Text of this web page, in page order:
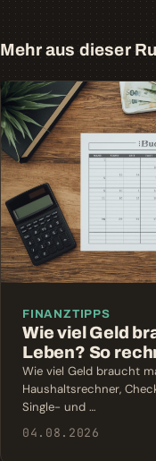
Mehr aus dieser
FINANZTIPPS
Wie viel Geld
Leben? So
Wie viel Geld braucht
Haushaltsrechner,
Single- und …
04.08.2026